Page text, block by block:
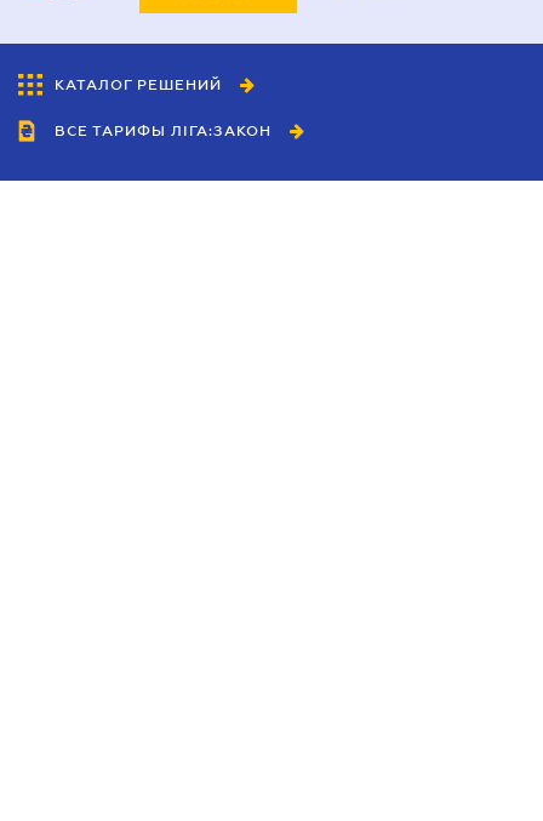
КАТАЛОГ РЕШЕНИЙ
ВСЕ ТАРИФЫ ЛІГА:ЗАКОН